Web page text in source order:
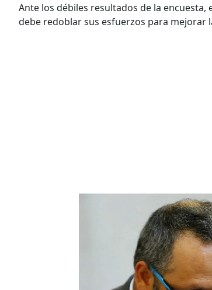
Ante los débiles resultados de la
debe redoblar sus esfuerzos para mejorar